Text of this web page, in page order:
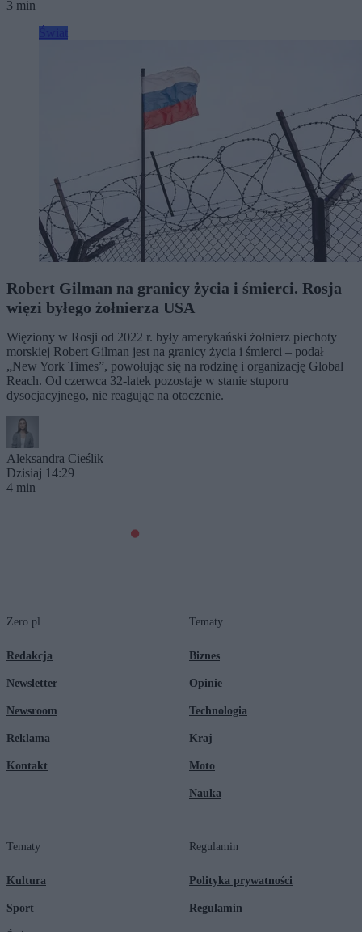
3 min
Robert Gilman na granicy życia i śmierci. Rosja
więzi byłego żołnierza USA
Więziony w Rosji od 2022 r. były amerykański żołnierz piechoty
morskiej Robert Gilman jest na granicy życia i śmierci – podał
„New York Times”, powołując się na rodzinę i organizację Global
Reach. Od czerwca 32-latek pozostaje w stanie stuporu
dysocjacyjnego, nie reagując na otoczenie.
Aleksandra Cieślik
Dzisiaj 14:29
4 min
Zero.pl
Redakcja
Newsletter
Newsroom
Reklama
Kontakt
Tematy
Biznes
Opinie
Technologia
Kraj
Moto
Nauka
Tematy
Kultura
Sport
Regulamin
Polityka prywatności
Regulamin